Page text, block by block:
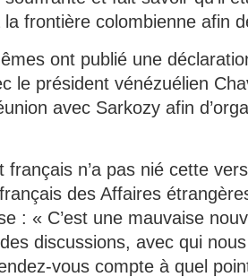
la frontière colombienne afin
ont publié une
le président vénézuélien
avec Sarkozy afin
français n’a pas nié cette
des Affaires
: « C’est une mauvaise
discussions, avec qui
vous compte à quel